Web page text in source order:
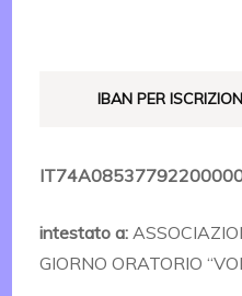
IBAN PER
intestato a:
GIORNO ORATORIO